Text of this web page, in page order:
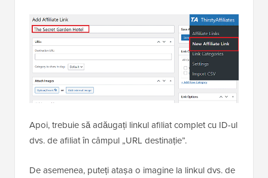
Apoi, trebuie să adăugați linkul afiliat complet cu ID-ul
dvs. de afiliat în câmpul „URL destinație”.
De asemenea, puteți atașa o imagine la linkul dvs. de